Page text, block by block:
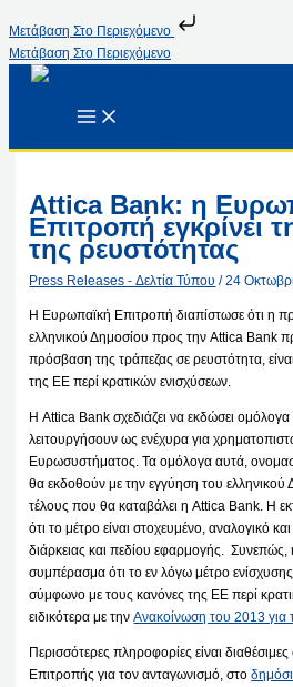
Μετάβαση Στο Περιεχόμενο
Μετάβαση Στο Περιεχόμενο
Attica Bank: η
Επιτροπή εγκρίνει
της ρευστότητας
Press Releases - Δελτία Τύπου /24
Η Ευρωπαϊκή Επιτροπή διαπίστωσε ότι η
ελληνικού Δημοσίου προς τηνAttica Bank
πρόσβαση της τράπεζας σε ρευστότητα,
της ΕΕ περί κρατικών ενισχύσεων.
Η Attica Bank σχεδιάζει να εκδώσει
λειτουργήσουν ως ενέχυρα για
Ευρωσυστήματος. Τα ομόλογα αυτά,
θα εκδοθούν με την εγγύηση του
τέλους που θα καταβάλει η Attica Bank. Η
ότι το μέτρο είναι στοχευμένο, αναλογικό
διάρκειας και πεδίου εφαρμογής. Συνεπώς,
συμπέρασμα ότι το εν λόγω μέτρο ενίσχυσης
σύμφωνο με τους κανόνες της ΕΕ περί
ειδικότερα με τηνΑνακοίνωση του 2013 για
Περισσότερες πληροφορίες είναι
Επιτροπής για τον ανταγωνισμό, στο